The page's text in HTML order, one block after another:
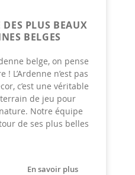
PLUS BEAUX
BELGES
belge, on pense
L’Ardenne n’est pas
c’est une véritable
de jeu pour
Notre équipe
de ses plus belles
En savoir plus